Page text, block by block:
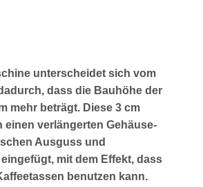
unterscheidet sich vom
dass die Bauhöhe der
mehr beträgt. Diese 3 cm
einen verlängerten Gehäuse-
Ausguss und
mit dem Effekt, dass
benutzen kann.